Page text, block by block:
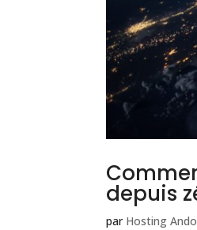
depuis
par Hosting